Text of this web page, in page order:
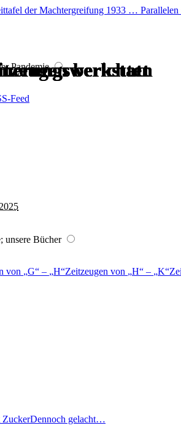
der Machtergreifung 1933 … Parallelen
Pandemie
Feed
2025
unsere Bücher
von G – H Zeitzeugen von H – K
ZuckerDennoch gelacht…
berichten
berichten